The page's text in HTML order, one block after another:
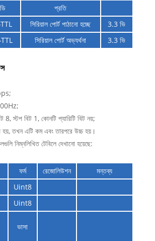
প্রতি
সিরিয়াল পোর্ট পাঠানো হচ্ছে
3.3 ভি
সিরিয়াল পোর্ট অভ্যর্থনা 3.3 ভি
8, স্টপ বিট 1, কোনটি প্যারিটি বিট নয়;
হয়, তখন এটি কম এবং তারপরে উচ্চ হয়।
নিম্নলিখিত টেবিলে দেখানো হয়েছে:
ফর্ম রেজোলিউশন
মন্তব্য
Uint8
Uint8
ভাসা